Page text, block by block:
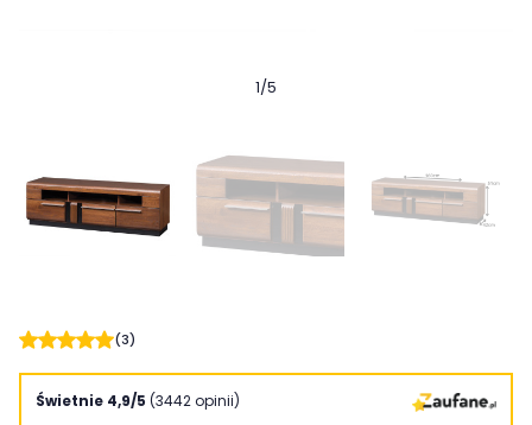
1/5
(3)
Świetnie 4,9/5 (3442 opinii)